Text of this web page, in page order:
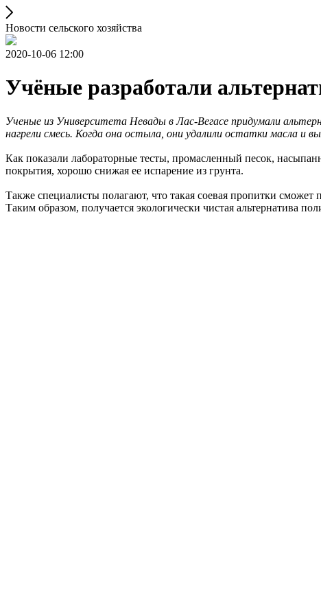
Новости сельского хозяйства
2020-10-06 12:00
Учёные разработали
Ученые из Университета Невады в Лас-Вегасе придумали
нагрели смесь. Когда она остыла, они удалили остатки масла и
Как показали лабораторные тесты, промасленный песок,
покрытия, хорошо снижая ее испарение из грунта.
Также специалисты полагают, что такая соевая пропитки сможет
Таким образом, получается экологически чистая альтернатива